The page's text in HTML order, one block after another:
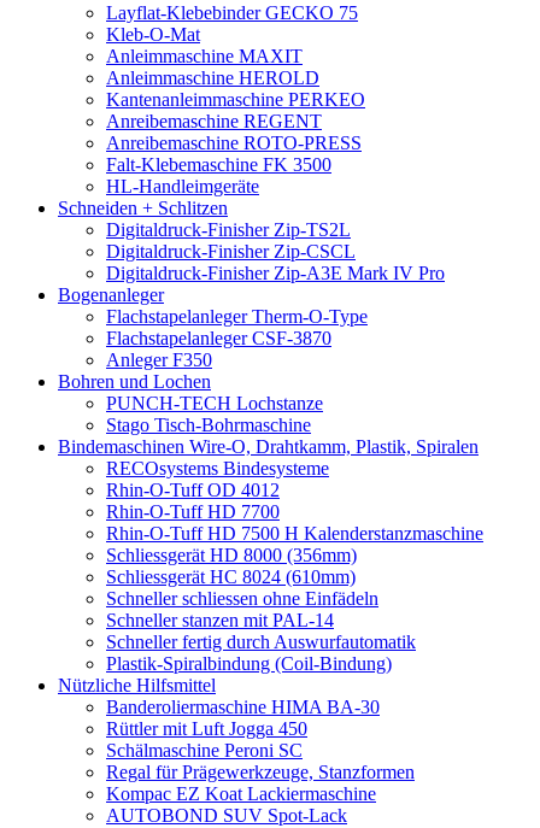
Layflat-Klebebinder GECKO 75
Kleb-O-Mat
Anleimmaschine MAXIT
Anleimmaschine HEROLD
Kantenanleimmaschine PERKEO
Anreibemaschine REGENT
Anreibemaschine ROTO-PRESS
Falt-Klebemaschine FK 3500
HL-Handleimgeräte
Schneiden + Schlitzen
Digitaldruck-Finisher Zip-TS2L
Digitaldruck-Finisher Zip-CSCL
Digitaldruck-Finisher Zip-A3E Mark IV Pro
Bogenanleger
Flachstapelanleger Therm-O-Type
Flachstapelanleger CSF-3870
Anleger F350
Bohren und Lochen
PUNCH-TECH Lochstanze
Stago Tisch-Bohrmaschine
Bindemaschinen Wire-O, Drahtkamm, Plastik, Spiralen
RECOsystems Bindesysteme
Rhin-O-Tuff OD 4012
Rhin-O-Tuff HD 7700
Rhin-O-Tuff HD 7500 H Kalenderstanzmaschine
Schliessgerät HD 8000 (356mm)
Schliessgerät HC 8024 (610mm)
Schneller schliessen ohne Einfädeln
Schneller stanzen mit PAL-14
Schneller fertig durch Auswurfautomatik
Plastik-Spiralbindung (Coil-Bindung)
Nützliche Hilfsmittel
Banderoliermaschine HIMA BA-30
Rüttler mit Luft Jogga 450
Schälmaschine Peroni SC
Regal für Prägewerkzeuge, Stanzformen
Kompac EZ Koat Lackiermaschine
AUTOBOND SUV Spot-Lack